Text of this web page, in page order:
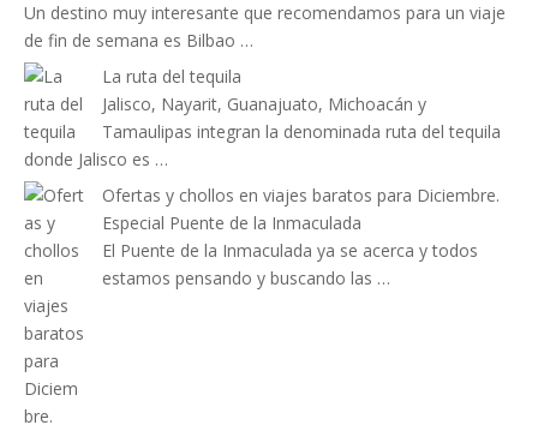
Un destino muy interesante que recomendamos para un viaje
de fin de semana es Bilbao …
La ruta del tequila
Jalisco, Nayarit, Guanajuato, Michoacán y
Tamaulipas integran la denominada ruta del tequila
donde Jalisco es …
Ofertas y chollos en viajes baratos para Diciembre.
Especial Puente de la Inmaculada
El Puente de la Inmaculada ya se acerca y todos
estamos pensando y buscando las …